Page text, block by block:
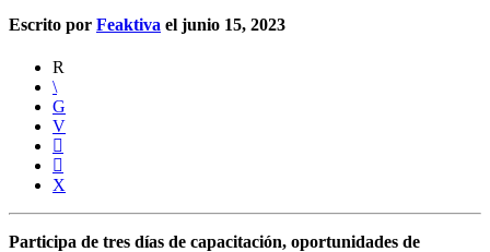
Escrito por Feaktiva el junio 15, 2023
Participa de tres días de capacitación, oportunidades de